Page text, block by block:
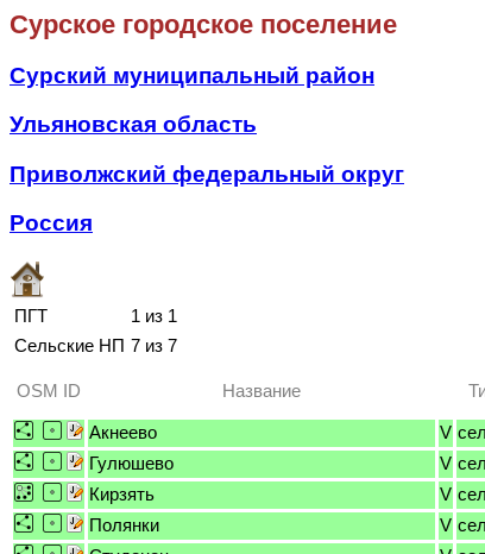
Сурское городское поселение
Сурский муниципальный район
Ульяновская область
Приволжский федеральный округ
Россия
ПГТ
1 из 1
Сельские НП 7 из 7
OSM ID Название
Акнеево V
Гулюшево
V
Кирзять
V
Полянки
V